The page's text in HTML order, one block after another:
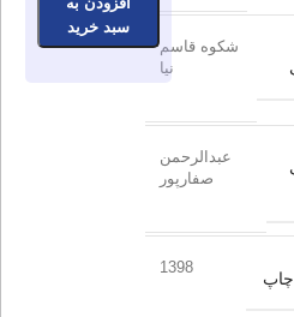
شکوه قاسم
نیا
عبدالرحمن
صفارپور
1398
سبد خرید